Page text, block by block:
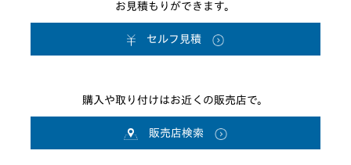
お見積もりができます。
セルフ見積
購入や取り付けはお近くの販売店で。
販売店検索